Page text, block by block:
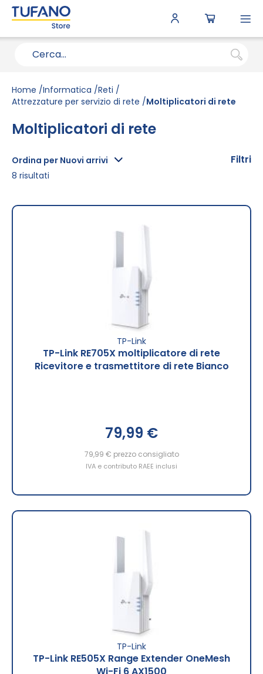
Home Informatica Reti
Attrezzature per servizio di rete
Moltiplicatori di rete
Moltiplicatori di rete
Ordina per Nuovi arrivi
8 risultati
TP-Link
TP-Link RE705X moltiplicatore di rete
Ricevitore e trasmettitore di rete Bianco
79,99 €
79,99 € prezzo consigliato
IVA e contributo RAEE inclusi
TP-Link
TP-Link RE505X Range Extender OneMesh
Filtri